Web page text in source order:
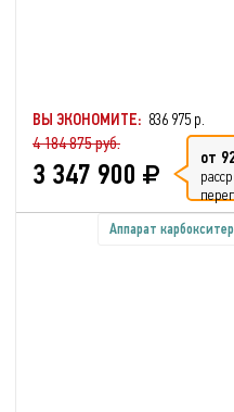
ВЫ ЭКОНОМИТЕ: 836 975 р.
4 184 875 руб.
3 347 900 от
Аппарат